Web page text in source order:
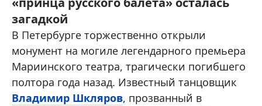
загадкой
В Петербурге торжественно открыли
монумент на могиле легендарного премьера
Мариинского театра, трагически погибшего
полтора года назад. Известный танцовщик
Владимир Шкляров, прозванный в